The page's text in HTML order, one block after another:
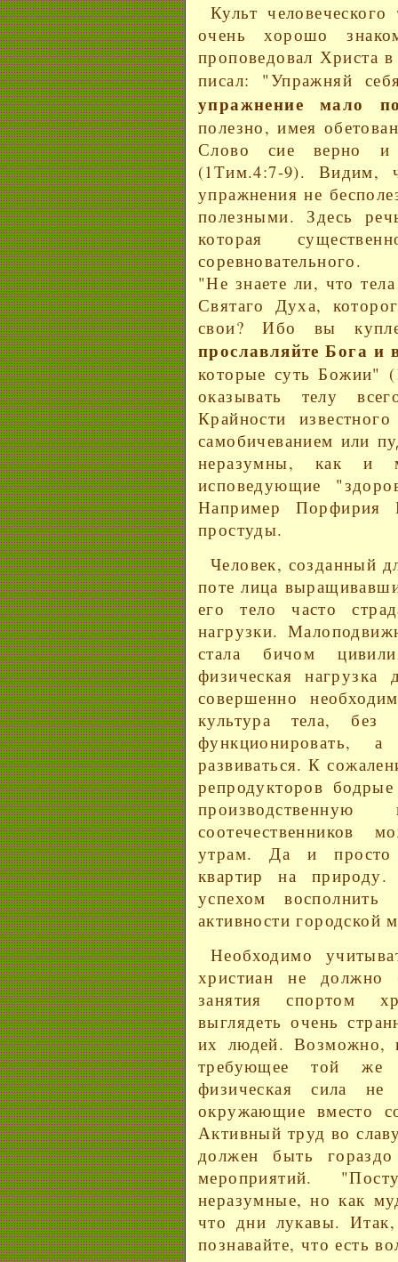
Культ
очень хорошо
проповедовал Христа
писал: "Упражняй
упражнение мало
полезно, имея
Слово сие верно и
(1Тим.4:7-9). Видим,
упражнения не
полезными. Здесь
которая
соревновательного.
"Не знаете ли, что
Святаго Духа,
свои? Ибо вы
прославляйте Бога и
которые суть Божии"
оказывать телу
Крайности
самобичеванием или
неразумны, как и
исповедующие
Например Порфирия
простуды.
Человек, созданный
поте лица
его тело часто
нагрузки.
стала бичом
физическая нагрузка
совершенно
культура тела,
функционировать,
развиваться. К
репродукторов
утрам. Да и просто
квартир на природу.
успехом восполнить
активности городской
Необходимо
христиан не
занятия спортом
выглядеть очень
их людей. Возможно,
требующее той же
физическая сила
окружающие вместо
Активный труд во
должен быть гораздо
мероприятий.
неразумные, но как
что дни лукавы. Итак,
познавайте, что есть